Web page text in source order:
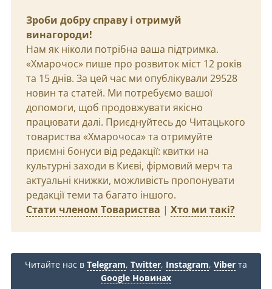
Зроби добру справу і отримуй
винагороди!
Нам як ніколи потрібна ваша підтримка.
«Хмарочос» пише про розвиток міст 12 років
та 15 днів. За цей час ми опублікували 29528
новин та статей. Ми потребуємо вашої
допомоги, щоб продовжувати якісно
працювати далі. Приєднуйтесь до Читацького
товариства «Хмарочоса» та отримуйте
приємні бонуси від редакції: квитки на
культурні заходи в Києві, фірмовий мерч та
актуальні книжки, можливість пропонувати
редакції теми та багато іншого.
Стати членом Товариства | Хто ми такі?
Читайте нас в Telegram, Twitter, Instagram, Viber та
Google Новинах